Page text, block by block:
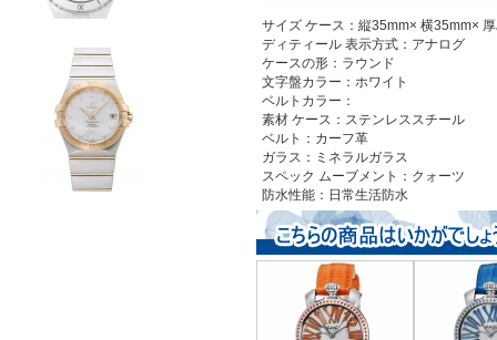
サイズ ケース：縦35mm× 横35mm×
ディティール 表示方式：アナログ
ケースの形：ラウンド
文字盤カラー：ホワイト
ベルトカラー：
素材 ケース：ステンレススチール
ベルト：カーフ革
ガラス：ミネラルガラス
スペック ムーブメント：クォーツ
防水性能：日常生活防水